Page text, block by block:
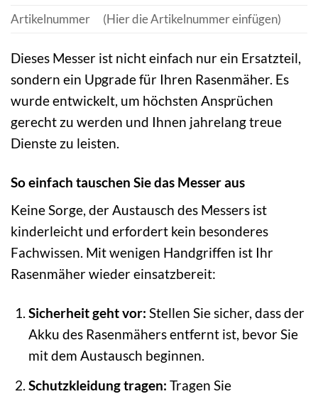
Artikelnummer
(Hier die Artikelnummer einfügen)
Dieses Messer ist nicht einfach nur ein Ersatzteil,
sondern ein Upgrade für Ihren Rasenmäher. Es
wurde entwickelt, um höchsten Ansprüchen
gerecht zu werden und Ihnen jahrelang treue
Dienste zu leisten.
So einfach tauschen Sie das Messer aus
Keine Sorge, der Austausch des Messers ist
kinderleicht und erfordert kein besonderes
Fachwissen. Mit wenigen Handgriffen ist Ihr
Rasenmäher wieder einsatzbereit:
Sicherheit geht vor: Stellen Sie sicher, dass der
Akku des Rasenmähers entfernt ist, bevor Sie
mit dem Austausch beginnen.
Schutzkleidung tragen: Tragen Sie